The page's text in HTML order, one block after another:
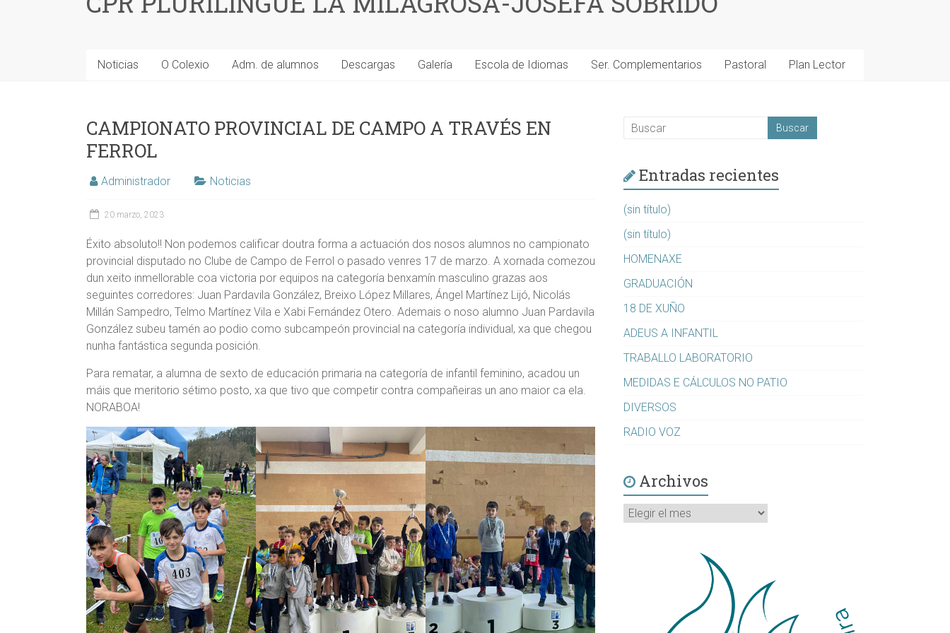
Noticias O Colexio Adm. de alumnos Descargas Galería Escola de Idiomas Ser. Complementarios Pastoral Plan Lector
CAMPIONATO PROVINCIAL DE CAMPO A TRAVÉS EN
FERROL
Administrador Noticias
20 marzo, 2023
Éxito absoluto!! Non podemos calificar doutra forma a actuación dos nosos alumnos no campionato
provincial disputado no Clube de Campo de Ferrol o pasado venres 17 de marzo. A xornada comezou
dun xeito inmellorable coa victoria por equipos na categoría benxamín masculino grazas aos
seguintes corredores: Juan Pardavila González, Breixo López Millares, Ángel Martínez Lijó, Nicolás
Millán Sampedro, Telmo Martínez Vila e Xabi Fernández Otero. Ademais o noso alumno Juan Pardavila
González subeu tamén ao podio como subcampeón provincial na categoría individual, xa que chegou
nunha fantástica segunda posición.
Para rematar, a alumna de sexto de educación primaria na categoría de infantil feminino, acadou un
máis que meritorio sétimo posto, xa que tivo que competir contra compañeiras un ano maior ca ela.
NORABOA!
Entradas recientes
(sin título)
(sin título)
HOMENAXE
GRADUACIÓN
18 DE XUÑO
ADEUS A INFANTIL
TRABALLO LABORATORIO
MEDIDAS E CÁLCULOS NO PATIO
DIVERSOS
RADIO VOZ
Archivos
Archivos